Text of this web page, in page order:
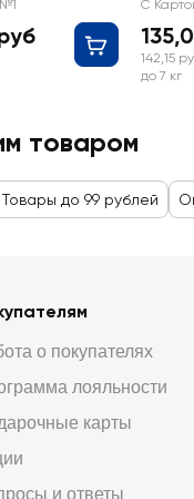
С
142,15
до 7 кг
товаром
Товары до 99 рублей
о покупателях
лояльности
карты
и ответы